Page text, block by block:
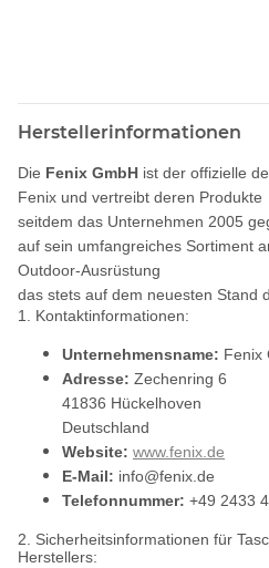
Herstellerinformationen
Die Fenix GmbH ist der offizielle
Fenix und vertreibt deren Produkte
seitdem das Unternehmen 2005
auf sein umfangreiches Sortiment
Outdoor-Ausrüstung
das stets auf dem neuesten Stand
1. Kontaktinformationen:
Unternehmensname: Fenix
Adresse: Zechenring 6
41836 Hückelhoven
Deutschland
Website: www.fenix.de
E-Mail: info@fenix.de
Telefonnummer: +49 2433
2. Sicherheitsinformationen für
Herstellers: